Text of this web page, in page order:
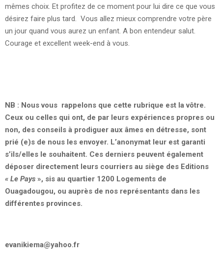
mêmes choix. Et profitez de ce moment pour lui dire ce que vous
désirez faire plus tard. Vous allez mieux comprendre votre père
un jour quand vous aurez un enfant. A bon entendeur salut.
Courage et excellent week-end à vous.
NB : Nous vous rappelons que cette rubrique est la vôtre.
Ceux ou celles qui ont, de par leurs expériences propres ou
non, des conseils à prodiguer aux âmes en détresse, sont
prié (e)s de nous les envoyer. L’anonymat leur est garanti
s’ils/elles le souhaitent. Ces derniers peuvent également
déposer directement leurs courriers au siège des Editions
« Le Pays », sis au quartier 1200 Logements de
Ouagadougou, ou auprès de nos représentants dans les
différentes provinces.
evanikiema@yahoo.fr